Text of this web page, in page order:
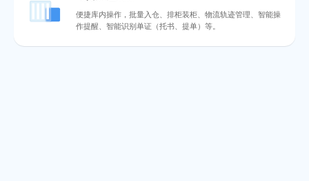
便捷库内操作，批量入仓、排柜装柜、物流轨迹管理、智能操
作提醒、智能识别单证（托书、提单）等。